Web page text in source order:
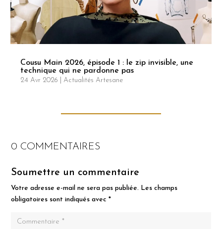
Cousu Main 2026, épisode 1 : le zip invisible, une
technique qui ne pardonne pas
24 Avr 2026 Actualités Artesane
0 COMMENTAIRES
Soumettre un commentaire
Votre adresse e-mail ne sera pas publiée. Les champs
obligatoires sont indiqués avec*